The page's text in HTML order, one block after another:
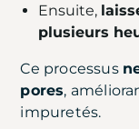
Ensuite,
plusieurs
Ce processus
pores,
impuretés.